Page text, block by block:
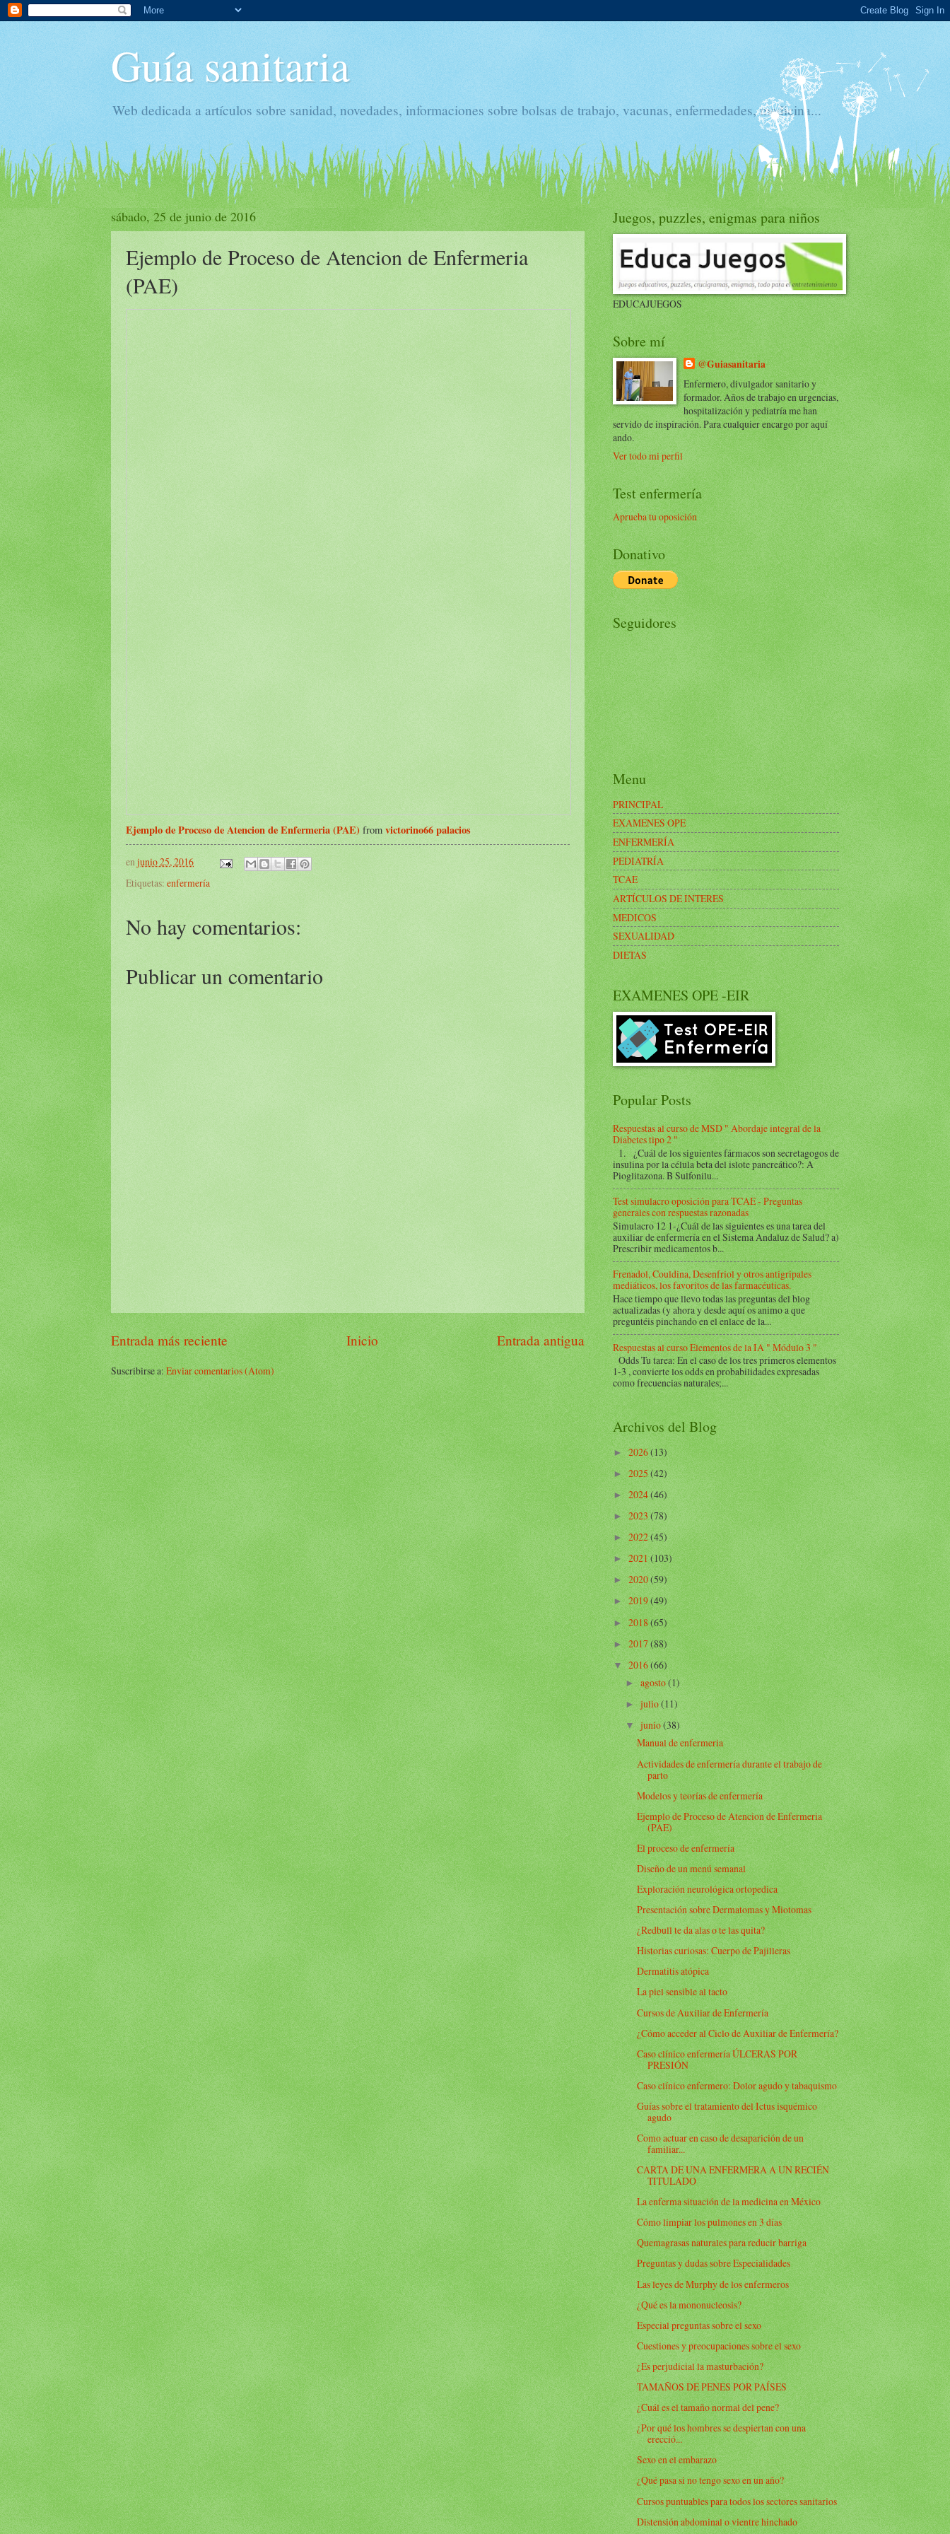
Guía sanitaria
Web dedicada a artículos sobre sanidad, novedades, informaciones sobre bolsas de trabajo, vacunas, enfermedades, medicina...
sábado, 25 de junio de 2016
Ejemplo de Proceso de Atencion de Enfermeria
(PAE)
Ejemplo de Proceso de Atencion de Enfermeria (PAE) from victorino66 palacios
enjunio 25, 2016
Etiquetas: enfermería
No hay comentarios:
Publicar un comentario
Entrada más reciente Entrada antigua
Inicio
Suscribirse a:Enviar comentarios (Atom)
Juegos, puzzles, enigmas para niños
EDUCAJUEGOS
Sobre mí
@Guiasanitaria
Enfermero, divulgador sanitario y
formador. Años de trabajo en urgencias,
hospitalización y pediatría me han
servido de inspiración. Para cualquier encargo por aquí
ando.
Ver todo mi perfil
Test enfermería
Aprueba tu oposición
Donativo
Seguidores
Menu
PRINCIPAL
EXAMENES OPE
ENFERMERÍA
PEDIATRÍA
TCAE
ARTÍCULOS DE INTERES
MEDICOS
SEXUALIDAD
DIETAS
EXAMENES OPE -EIR
Popular Posts
Respuestas al curso de MSD " Abordaje integral de la
Diabetes tipo 2 "
1. ¿Cuál de los siguientes fármacos son secretagogos de
insulina por la célula beta del islote pancreático?: A
Pioglitazona. B Sulfonilu...
Test simulacro oposición para TCAE - Preguntas
generales con respuestas razonadas
Simulacro 12 1-¿Cuál de las siguientes es una tarea del
auxiliar de enfermería en el Sistema Andaluz de Salud? a)
Prescribir medicamentos b...
Frenadol, Couldina, Desenfriol y otros antigripales
mediáticos, los favoritos de las farmacéuticas.
Hace tiempo que llevo todas las preguntas del blog
actualizadas (y ahora y desde aquí os animo a que
preguntéis pinchando en el enlace de la...
Respuestas al curso Elementos de la IA " Módulo 3 "
Odds Tu tarea: En el caso de los tres primeros elementos
1-3 , convierte los odds en probabilidades expresadas
como frecuencias naturales;...
Archivos del Blog
►2026(13)
►2025(42)
►2024(46)
►2023(78)
►2022(45)
►2021(103)
►2020(59)
►2019(49)
►2018(65)
►2017(88)
▼2016(66)
►agosto(1)
►julio(11)
▼junio(38)
Manual de enfermeria
Actividades de enfermería durante el trabajo de
parto
Modelos y teorías de enfermería
Ejemplo de Proceso de Atencion de Enfermeria
(PAE)
El proceso de enfermería
Diseño de un menú semanal
Exploración neurológica ortopedica
Presentación sobre Dermatomas y Miotomas
¿Redbull te da alas o te las quita?
Historias curiosas: Cuerpo de Pajilleras
Dermatitis atópica
La piel sensible al tacto
Cursos de Auxiliar de Enfermería
¿Cómo acceder al Ciclo de Auxiliar de Enfermería?
Caso clínico enfermería ÚLCERAS POR
PRESIÓN
Caso clínico enfermero: Dolor agudo y tabaquismo
Guías sobre el tratamiento del Ictus isquémico
agudo
Como actuar en caso de desaparición de un
familiar...
CARTA DE UNA ENFERMERA A UN RECIÉN
TITULADO
La enferma situación de la medicina en México
Cómo limpiar los pulmones en 3 días
Quemagrasas naturales para reducir barriga
Preguntas y dudas sobre Especialidades
Las leyes de Murphy de los enfermeros
¿Qué es la mononucleosis?
Especial preguntas sobre el sexo
Cuestiones y preocupaciones sobre el sexo
¿Es perjudicial la masturbación?
TAMAÑOS DE PENES POR PAÍSES
¿Cuál es el tamaño normal del pene?
¿Por qué los hombres se despiertan con una
erecció...
Sexo en el embarazo
¿Qué pasa si no tengo sexo en un año?
Cursos puntuables para todos los sectores sanitarios
Distensión abdominal o vientre hinchado